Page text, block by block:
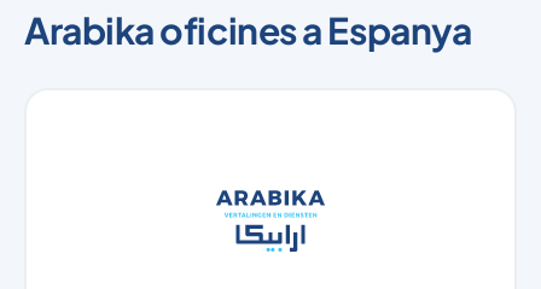
Arabika oficines a Espanya